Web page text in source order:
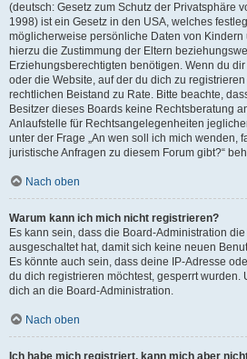
(deutsch: Gesetz zum Schutz der Privatsphäre
1998) ist ein Gesetz in den USA, welches
möglicherweise persönliche Daten von
hierzu die Zustimmung der Eltern
Erziehungsberechtigten benötigen. Wenn du
oder die Website, auf der du dich zu
rechtlichen Beistand zu Rate. Bitte beachte,
Besitzer dieses Boards keine Rechtsberatung
Anlaufstelle für Rechtsangelegenheiten
unter der Frage „An wen soll ich mich wenden,
juristische Anfragen zu diesem Forum gibt?“
Nach oben
Warum kann ich mich nicht registrieren?
Es kann sein, dass die Board-Administration
ausgeschaltet hat, damit sich keine neuen
Es könnte auch sein, dass deine IP-Adresse
du dich registrieren möchtest, gesperrt wurden.
dich an die Board-Administration.
Nach oben
Ich habe mich registriert, kann mich aber